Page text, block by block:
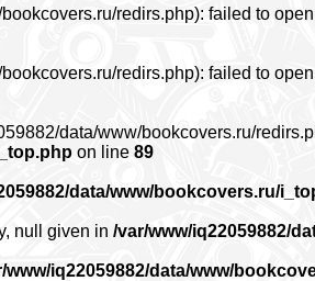
redirs.php): failed to
redirs.php): failed to
data/www/bookcovers.ru/
on line 89
data/www/bookcovers.ru/
null given in /var/www/iq22059882/
www/iq22059882/data/www/